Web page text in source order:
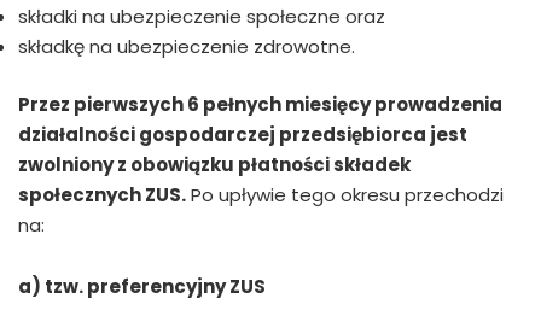
składki na ubezpieczenie społeczne oraz
składkę na ubezpieczenie zdrowotne.
Przez pierwszych 6 pełnych miesięcy prowadzenia
działalności gospodarczej przedsiębiorca jest
zwolniony z obowiązku płatności składek
społecznych ZUS.Po upływie tego okresu przechodzi
na:
a) tzw. preferencyjny ZUS